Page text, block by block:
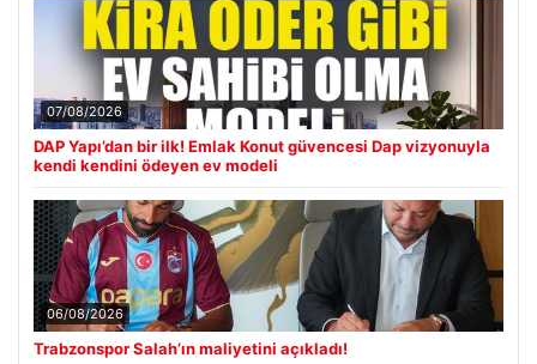
07/08/2026
DAP Yapı’dan bir ilk! Emlak Konut güvencesi Dap vizyonuyla
kendi kendini ödeyen ev modeli
06/08/2026
Trabzonspor Salah’ın maliyetini açıkladı!